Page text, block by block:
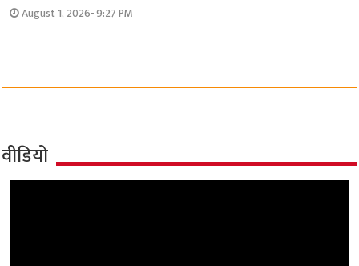
August 1, 2026- 9:27 PM
वीडियो